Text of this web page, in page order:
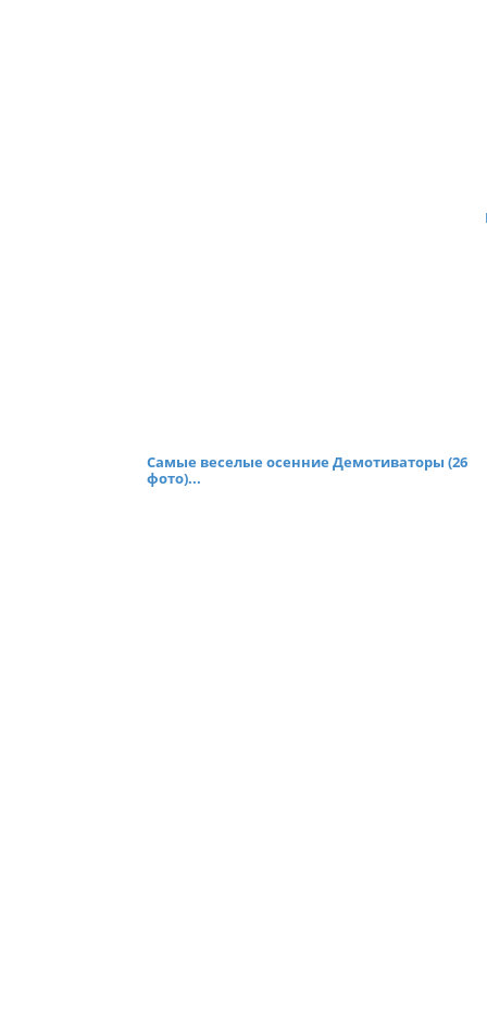
Самые веселые осенние Демотиваторы (26
фото)...